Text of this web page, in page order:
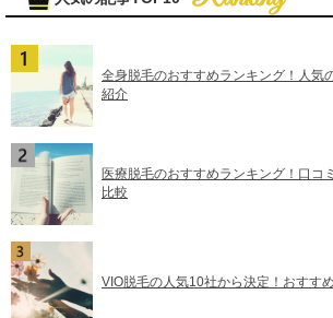
全身脱毛のおすすめランキング！人気
紹介
医療脱毛のおすすめランキング！口コ
比較
VIO脱毛の人気10社から決定！おすす